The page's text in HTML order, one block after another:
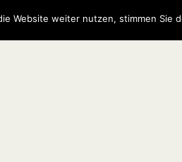
Website weiter nutzen, stimmen Sie